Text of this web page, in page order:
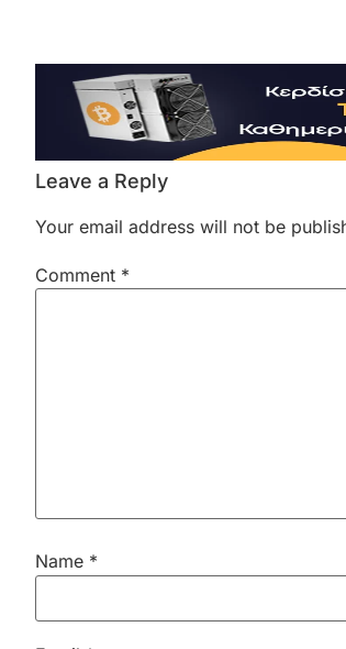
Leave a Reply
Your email address will not be
Comment *
Name *